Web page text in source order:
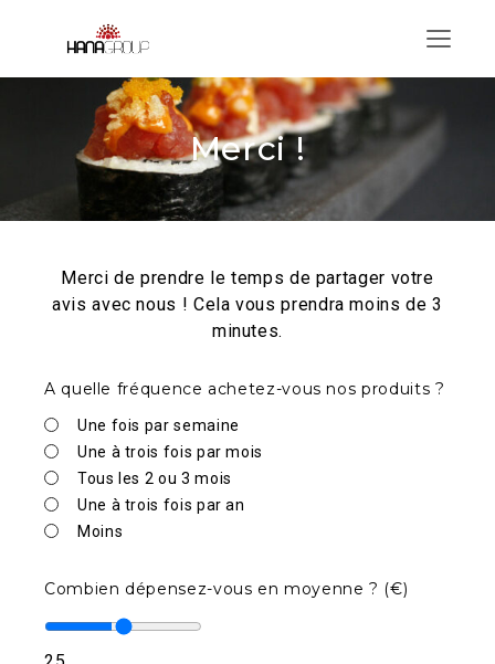
Menu
Merci !
Survey Medallia FR
Merci de prendre le temps de partager votre
avis avec nous ! Cela vous prendra moins de 3
minutes.
A quelle fréquence achetez-vous nos produits ?
Une fois par semaine
Une à trois fois par mois
Tous les 2 ou 3 mois
Une à trois fois par an
Moins
Combien dépensez-vous en moyenne ? (€)